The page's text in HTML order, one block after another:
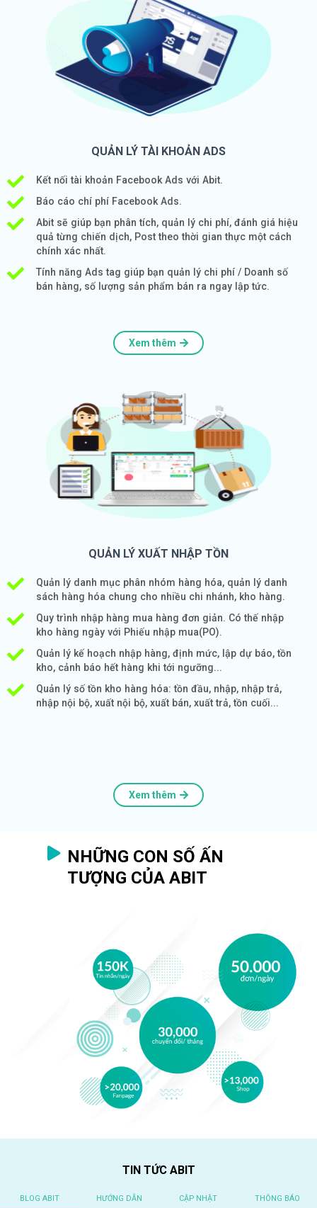
QUẢN LÝ TÀI KHOẢN ADS
Kết nối tài khoản Facebook Ads với Abit.
Báo cáo chí phí Facebook Ads.
Abit sẽ giúp bạn phân tích, quản lý chi phí, đánh giá hiệu
quả từng chiến dịch, Post theo thời gian thực một cách
chính xác nhất.
Tính năng Ads tag giúp bạn quản lý chi phí / Doanh số
bán hàng, số lượng sản phẩm bán ra ngay lập tức.
Xem thêm
QUẢN LÝ XUẤT NHẬP TỒN
Quản lý danh mục phân nhóm hàng hóa, quản lý danh
sách hàng hóa chung cho nhiều chi nhánh, kho hàng.
Quy trình nhập hàng mua hàng đơn giản. Có thế nhập
kho hàng ngày với Phiếu nhập mua(PO).
Quản lý kế hoạch nhập hàng, định mức, lập dự báo, tồn
kho, cảnh báo hết hàng khi tới ngưỡng...
Quản lý số tồn kho hàng hóa: tồn đầu, nhập, nhập trả,
nhập nội bộ, xuất nội bộ, xuất bán, xuất trả, tồn cuối...
Xem thêm
NHỮNG CON SỐ ẤN
TƯỢNG CỦA ABIT
TIN TỨC ABIT
BLOG ABIT HƯỚNG DẪN CẬP NHẬT THÔNG BÁO